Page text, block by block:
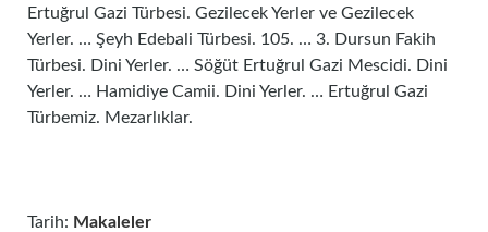
Ertuğrul Gazi Türbesi. Gezilecek Yerler ve Gezilecek
Yerler. … Şeyh Edebali Türbesi. 105. … 3. Dursun Fakih
Türbesi. Dini Yerler. … Söğüt Ertuğrul Gazi Mescidi. Dini
Yerler. … Hamidiye Camii. Dini Yerler. … Ertuğrul Gazi
Türbemiz. Mezarlıklar.
Tarih: Makaleler